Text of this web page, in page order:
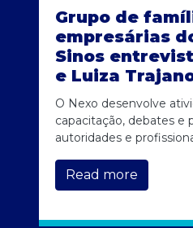
Grupo de
empresárias
Sinos
e Luiza
O Nexo desenvolve
capacitação, debates e
autoridades e
Read more